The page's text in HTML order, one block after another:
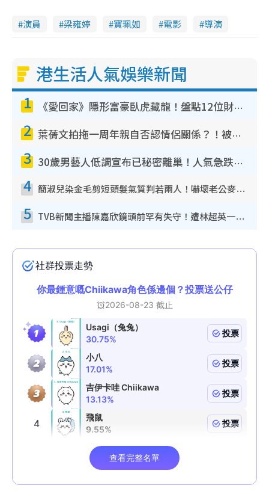
演員 梁雍婷 寶珮如 電影 導演
港生活人氣娛樂新聞
1 《愛回家》隱形富豪臥虎藏龍！盤點12位財氣逼人的有錢藝人：呢位靚女3億身家唔憂做
2 葉蒨文拍拖一周年親自否認情侶關係？！被質疑感情造假竟稱GM「普通同事」
3 30歲男藝人低調宣布已秘密離巢！人氣急跌變失蹤人口︰「這幾年過得並不容易」
4 簡淑兒染金毛剪短頭髮氣質判若兩人！嚇壞老公麥大力都認唔出：「你做咩事？」
5 TVB新聞主播陳嘉欣鏡頭前罕有失守！遭林超英一句說話突襲嚇親當場大笑